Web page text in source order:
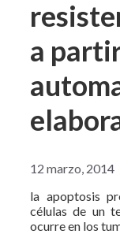
a
12 marzo, 2014
la apoptosis
células de un
ocurre en los